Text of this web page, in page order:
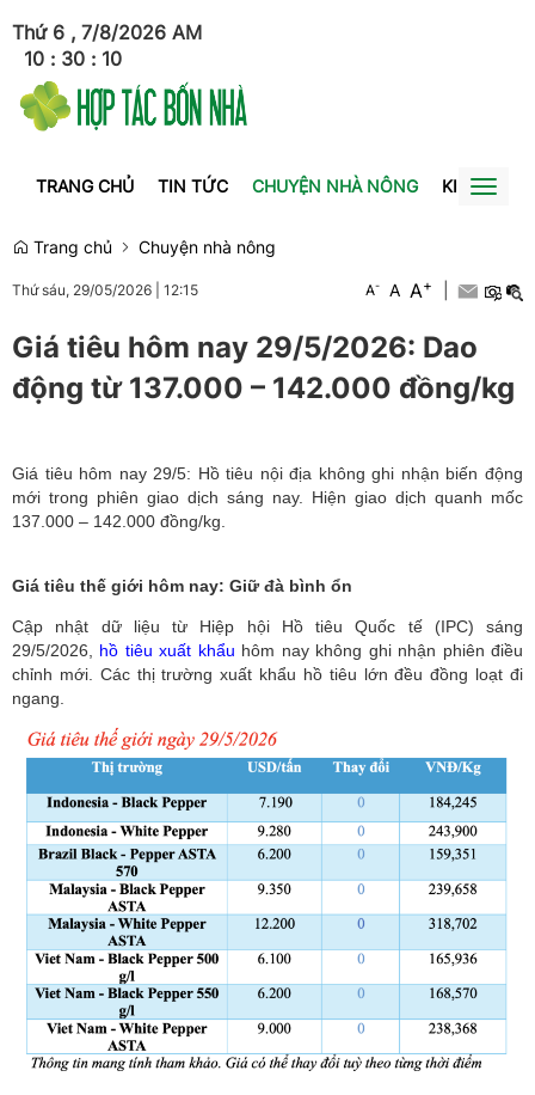
Thứ 6 , 7/8/2026
10 : 30 : 10
AM
TRANG CHỦ TIN TỨC CHUYỆN NHÀ NÔNG KINH TẾToggle
Trang chủ
Chuyện nhà nông
Thứ sáu, 29/05/2026 12:15 A- A A+
Giá tiêu hôm nay 29/5/2026: Dao
động từ 137.000 – 142.000 đồng/kg
Giá tiêu hôm nay 29/5: Hồ tiêu nội địa không ghi nhận biến động
mới trong phiên giao dịch sáng nay. Hiện giao dịch quanh mốc
137.000 – 142.000 đồng/kg.
Giá tiêu thế giới hôm nay: Giữ đà bình ổn
Cập nhật dữ liệu từ Hiệp hội Hồ tiêu Quốc tế (IPC) sáng
29/5/2026, hồ tiêu xuất khẩu hôm nay không ghi nhận phiên điều
chỉnh mới. Các thị trường xuất khẩu hồ tiêu lớn đều đồng loạt đi
ngang.